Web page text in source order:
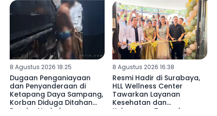
8 Agustus 2026 18:25
Dugaan Penganiayaan
dan Penyanderaan di
Ketapang Daya Sampang,
Korban Diduga Ditahan
Bandar Narkoba
8 Agustus 2026 16:38
Resmi Hadir di Surabaya,
HLL Wellness Center
Tawarkan Layanan
Kesehatan dan
Kebugaran Terpadu